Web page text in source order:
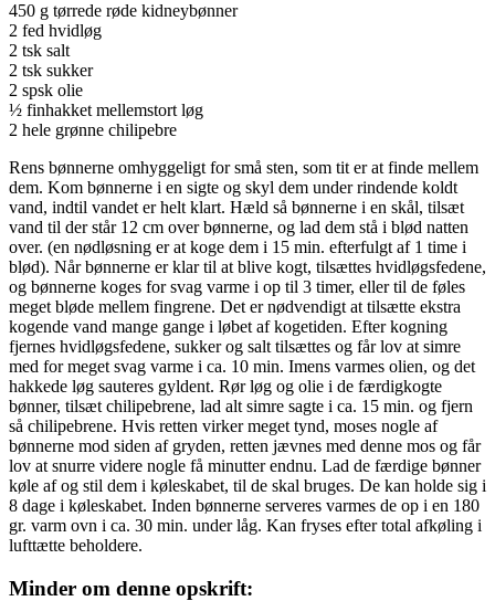
450 g tørrede røde kidneybønner
2 fed hvidløg
2 tsk salt
2 tsk sukker
2 spsk olie
½ finhakket mellemstort løg
2 hele grønne chilipebre
Rens bønnerne omhyggeligt for små sten, som tit er at finde mellem
dem. Kom bønnerne i en sigte og skyl dem under rindende koldt
vand, indtil vandet er helt klart. Hæld så bønnerne i en skål, tilsæt
vand til der står 12 cm over bønnerne, og lad dem stå i blød natten
over. (en nødløsning er at koge dem i 15 min. efterfulgt af 1 time i
blød). Når bønnerne er klar til at blive kogt, tilsættes hvidløgsfedene,
og bønnerne koges for svag varme i op til 3 timer, eller til de føles
meget bløde mellem fingrene. Det er nødvendigt at tilsætte ekstra
kogende vand mange gange i løbet af kogetiden. Efter kogning
fjernes hvidløgsfedene, sukker og salt tilsættes og får lov at simre
med for meget svag varme i ca. 10 min. Imens varmes olien, og det
hakkede løg sauteres gyldent. Rør løg og olie i de færdigkogte
bønner, tilsæt chilipebrene, lad alt simre sagte i ca. 15 min. og fjern
så chilipebrene. Hvis retten virker meget tynd, moses nogle af
bønnerne mod siden af gryden, retten jævnes med denne mos og får
lov at snurre videre nogle få minutter endnu. Lad de færdige bønner
køle af og stil dem i køleskabet, til de skal bruges. De kan holde sig i
8 dage i køleskabet. Inden bønnerne serveres varmes de op i en 180
gr. varm ovn i ca. 30 min. under låg. Kan fryses efter total afkøling i
lufttætte beholdere.
Minder om denne opskrift: